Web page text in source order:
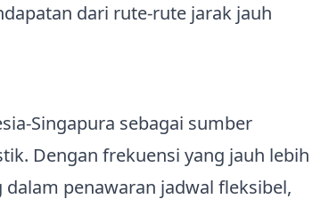
dari rute‑rute jarak jauh
sebagai sumber
Dengan frekuensi yang jauh lebih
penawaran jadwal fleksibel,